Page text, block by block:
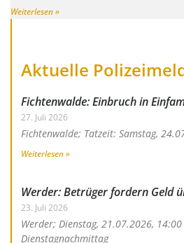
Weiterlesen »
Aktuelle
Fichtenwalde: Einbruch in
27. Juli 2026
Fichtenwalde; Tatzeit: Samstag,
Weiterlesen »
Werder: Betrüger fordern Geld
23. Juli 2026
Werder; Dienstag, 21.07.2026,
Dienstagnachmittag